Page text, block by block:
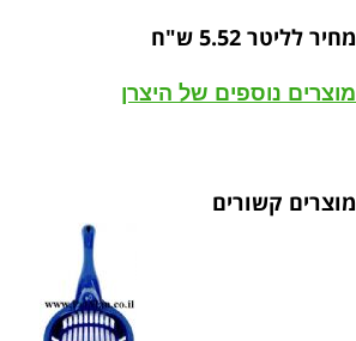
מחיר לליטר 5.52 ש"ח
מוצרים נוספים של היצרן
מוצרים קשורים